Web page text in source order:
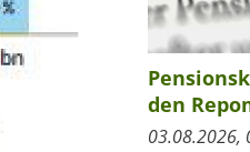
den
03.08.2026,